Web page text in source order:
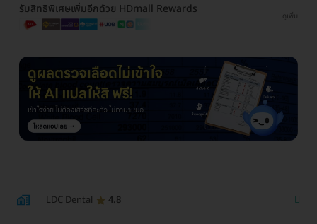
รับสิทธิพิเศษเพิ่มอีกด้วย HDmall Rewards
ดูเพิ่ม
LDC Dental 4.8